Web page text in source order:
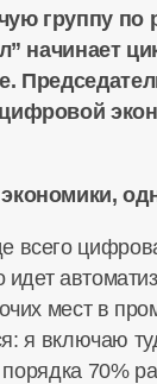
группу
начинает
мест в
я включаю
70%